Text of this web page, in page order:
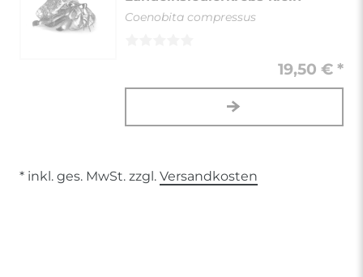
Coenobita compressus
19,50 € *
* inkl. ges. MwSt. zzgl. Versandkosten